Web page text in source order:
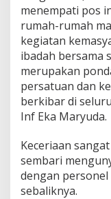
menempati pos
rumah-rumah
kegiatan
ibadah bersama
merupakan
persatuan dan
berkibar di
Inf Eka Maryuda.
Keceriaan
sembari
dengan personel
sebaliknya.